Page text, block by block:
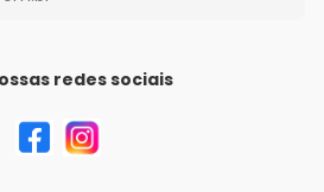
redes sociais